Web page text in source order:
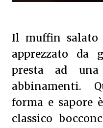
Il muffin salato
apprezzato
presta ad
abbinamenti.
forma e sapore
classico